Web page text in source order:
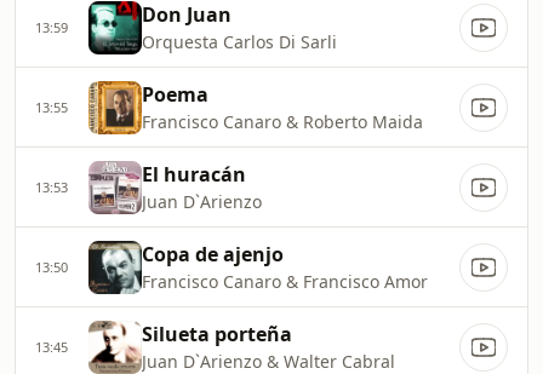
13:59 Don Juan
Orquesta Carlos Di Sarli
13:55 Poema
Francisco Canaro & Roberto Maida
13:53 El huracán
Juan D`Arienzo
13:50 Copa de ajenjo
Francisco Canaro & Francisco Amor
13:45 Silueta porteña
Juan D`Arienzo & Walter Cabral